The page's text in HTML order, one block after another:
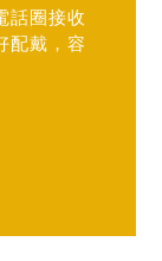
話圈接收
配戴，容